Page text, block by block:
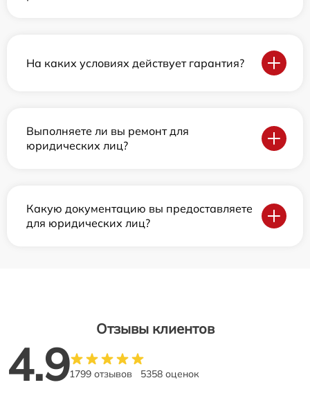
На каких условиях действует гарантия?
Выполняете ли вы ремонт для
юридических лиц?
Какую документацию вы предоставляете
для юридических лиц?
Отзывы клиентов
4.91799 отзывов 5358 оценок